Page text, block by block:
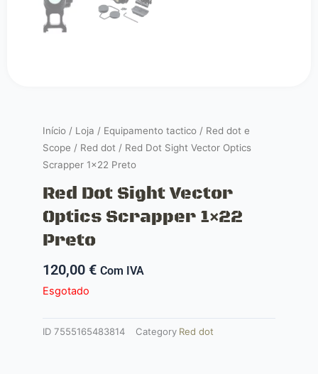
Início / Loja / Equipamento tactico / Red dot e
Scope / Red dot / Red Dot Sight Vector Optics
Scrapper 1×22 Preto
Red Dot Sight Vector
Optics Scrapper 1×22
Preto
120,00 € Com IVA
Esgotado
ID 7555165483814 Category Red dot